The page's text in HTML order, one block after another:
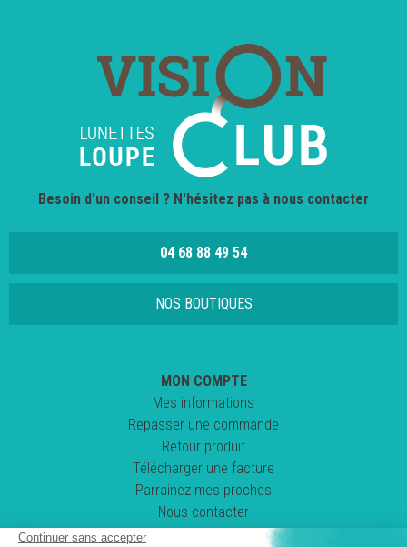
Besoin d'un conseil ? N'hésitez pas à nous contacter
04 68 88 49 54
NOS BOUTIQUES
MON COMPTE
Mes informations
Repasser une commande
Retour produit
Télécharger une facture
Parrainez mes proches
Nous contacter